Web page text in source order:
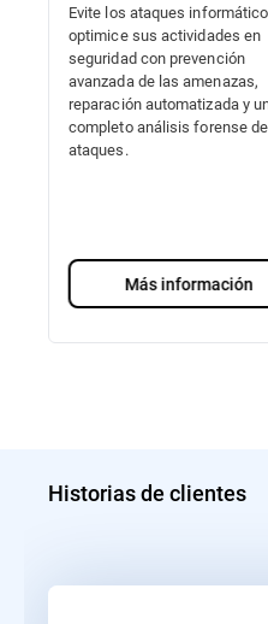
Evite los ataques
optimice sus actividades en
seguridad con prevención
avanzada de las amenazas,
reparación automatizada y
completo análisis forense
ataques.
Más información
Historias de clientes